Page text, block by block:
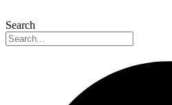
Search